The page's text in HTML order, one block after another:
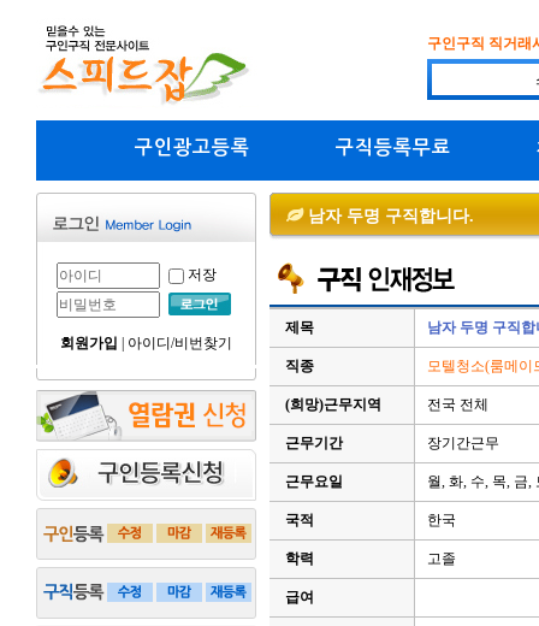
구인구직 직거래
구인광고등록 구직등록무료
저장
회원가입 아이디/비번찾기
남자 두명 구직합니다.
제목 남자 두명 구직합
직종 모텔청소(룸메이
(희망)근무지역 전국 전체
근무기간 장기간근무
근무요일 월, 화, 수, 목, 금,
국적 한국
학력 고졸
급여